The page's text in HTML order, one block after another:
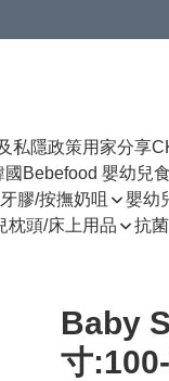
私隱政策用家分享
國Bebefood 嬰幼兒
牙膠/按撫奶咀 嬰幼
枕頭/床上用品 抗
Baby
寸